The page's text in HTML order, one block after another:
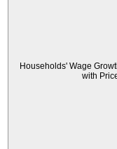
Households' Wage
with